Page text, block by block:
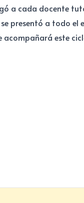
a cada docente
presentó a todo el
acompañará este